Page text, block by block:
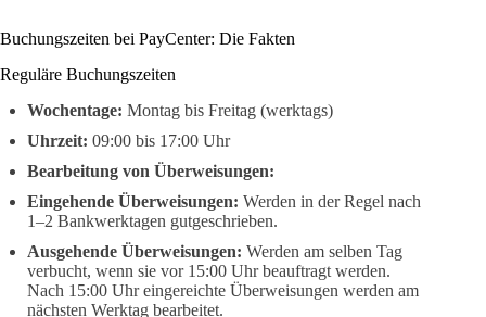
Buchungszeiten bei PayCenter: Die Fakten
Reguläre Buchungszeiten
Wochentage: Montag bis Freitag (werktags)
Uhrzeit: 09:00 bis 17:00 Uhr
Bearbeitung von Überweisungen:
Eingehende Überweisungen: Werden in der Regel nach
1–2 Bankwerktagen gutgeschrieben.
Ausgehende Überweisungen: Werden am selben Tag
verbucht, wenn sie vor 15:00 Uhr beauftragt werden.
Nach 15:00 Uhr eingereichte Überweisungen werden am
nächsten Werktag bearbeitet.